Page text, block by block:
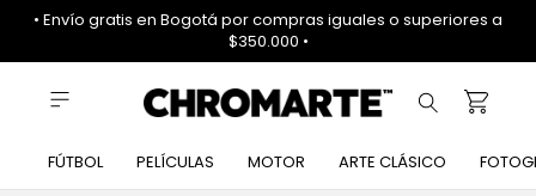
• Envío gratis en Bogotá por compras iguales o superiores a
$350.000 •
FÚTBOL PELÍCULAS MOTOR ARTE CLÁSICO